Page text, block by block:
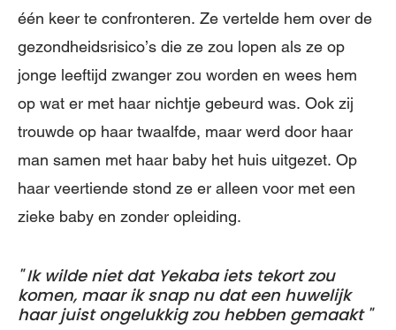
één keer te confronteren. Ze vertelde hem over de
gezondheidsrisico’s die ze zou lopen als ze op
jonge leeftijd zwanger zou worden en wees hem
op wat er met haar nichtje gebeurd was. Ook zij
trouwde op haar twaalfde, maar werd door haar
man samen met haar baby het huis uitgezet. Op
haar veertiende stond ze er alleen voor met een
zieke baby en zonder opleiding.
Ik wilde niet dat Yekaba iets tekort zou
komen, maar ik snap nu dat een huwelijk
haar juist ongelukkig zou hebben gemaakt